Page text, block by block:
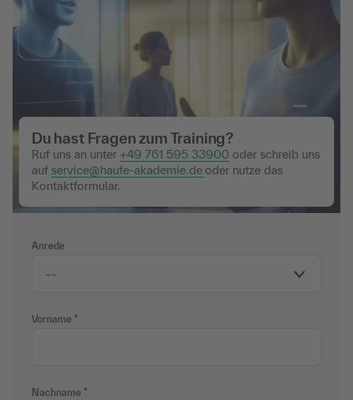
Anrede
Vorname
Nachname
Du hast Fragen zum Training?
Ruf uns an unter +49 761 595 33900 oder schreib uns
auf service@haufe-akademie.de oder nutze das
Kontaktformular.